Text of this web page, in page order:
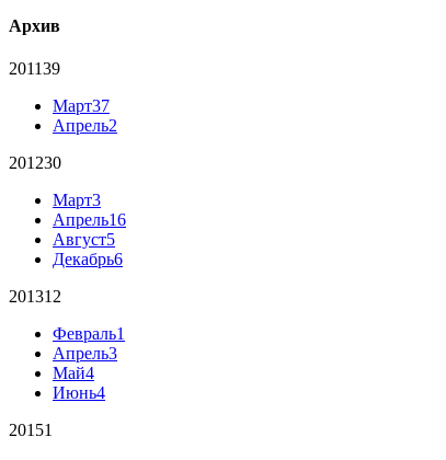
Архив
201139
Март37
Апрель2
201230
Март3
Апрель16
Август5
Декабрь6
201312
Февраль1
Апрель3
Май4
Июнь4
20151